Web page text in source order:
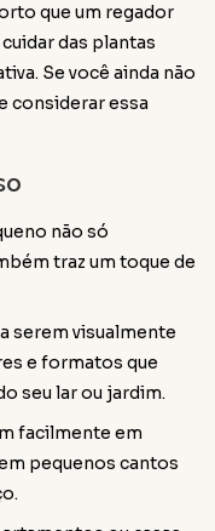
que um regador
das plantas
Se você ainda não
considerar essa
não só
traz um toque de
serem visualmente
e formatos que
seu lar ou jardim.
facilmente em
pequenos cantos